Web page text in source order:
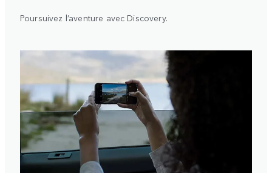
Poursuivez l’aventure avec Discovery.